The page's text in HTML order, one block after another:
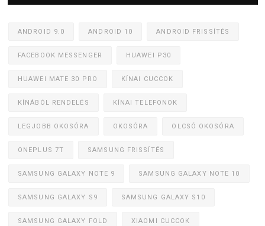
ANDROID 9.0 ANDROID 10 ANDROID FRISSÍTÉS
FACEBOOK MESSENGER HUAWEI P30
HUAWEI MATE 30 PRO KÍNAI CUCCOK
KÍNÁBÓL RENDELÉS KÍNAI TELEFONOK
LEGJOBB OKOSÓRA OKOSÓRA OLCSÓ OKOSÓRA
ONEPLUS 7T SAMSUNG FRISSÍTÉS
SAMSUNG GALAXY NOTE 9 SAMSUNG GALAXY NOTE 10
SAMSUNG GALAXY S9 SAMSUNG GALAXY S10
SAMSUNG GALAXY FOLD XIAOMI CUCCOK